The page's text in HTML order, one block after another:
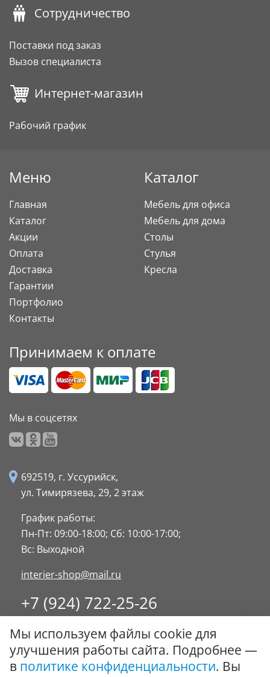
Сотрудничество
Поставки под заказ
Вызов специалиста
Интернет-магазин
Рабочий график
Меню
Главная
Каталог
Акции
Оплата
Доставка
Гарантии
Портфолио
Контакты
Каталог
Мебель для офиса
Мебель для дома
Столы
Стулья
Кресла
Принимаем к оплате
Мы в соцсетях
692519, г. Уссурийск,
ул. Тимирязева, 29, 2 этаж
График работы:
Пн-Пт: 09:00-18:00; Сб: 10:00-17:00;
Вс: Выходной
interier-shop@mail.ru
+7 (924) 722-25-26
8 (4234) 32-17-89
Заказать обратный звонок
© ООО "Стиль-Интерьер" 1996 - 2026. Все права
Мы используем файлы cookie для
улучшения работы сайта. Подробнее —
в политике конфиденциальности. Вы